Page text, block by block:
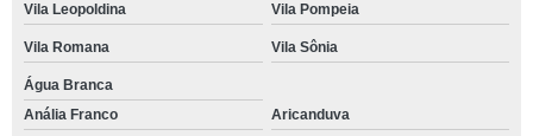
Vila Leopoldina Vila Pompeia
Vila Romana Vila Sônia
Água Branca
Anália Franco
Aricanduva